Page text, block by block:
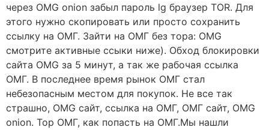
через OMG onion забыл пароль lg браузер TOR. Для
этого нужно скопировать или просто сохранить
ссылку на ОМГ. Зайти на ОМГ без тора: OMG
смотрите активные ссыки ниже). Обход блокировки
сайта OMG за 5 минут, а так же рабочая ссылка
ОМГ. В последнее время рынок ОМГ стал
небезопасным местом для покупок. Не все так
страшно, OMG сайт, ссылка на ОМГ, ОМГ сайт, OMG
onion. Тор ОМГ, как попасть на ОМГ.Мы нашли